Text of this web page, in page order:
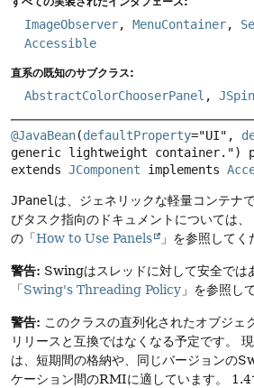
ImageObserver, MenuContainer,
Accessible
直系の既知のサブクラス:
AbstractColorChooserPanel ,
@JavaBean(defaultProperty="UI",
generic lightweight container.")
extends JComponent implements
JPanel は、ジェネリックな軽量コンテナで
びタスク指向のドキュメントについては、
の「How to Use Panels 」を参照してく
警告: Swingはスレッドに対して安全では
「Swing's Threading Policy 」を参照し
警告: このクラスの直列化されたオブジ
リリースと互換ではなくなる予定です。
は、短期間の格納や、同じバージョンの
ケーション間のRMIに適しています。
1.4